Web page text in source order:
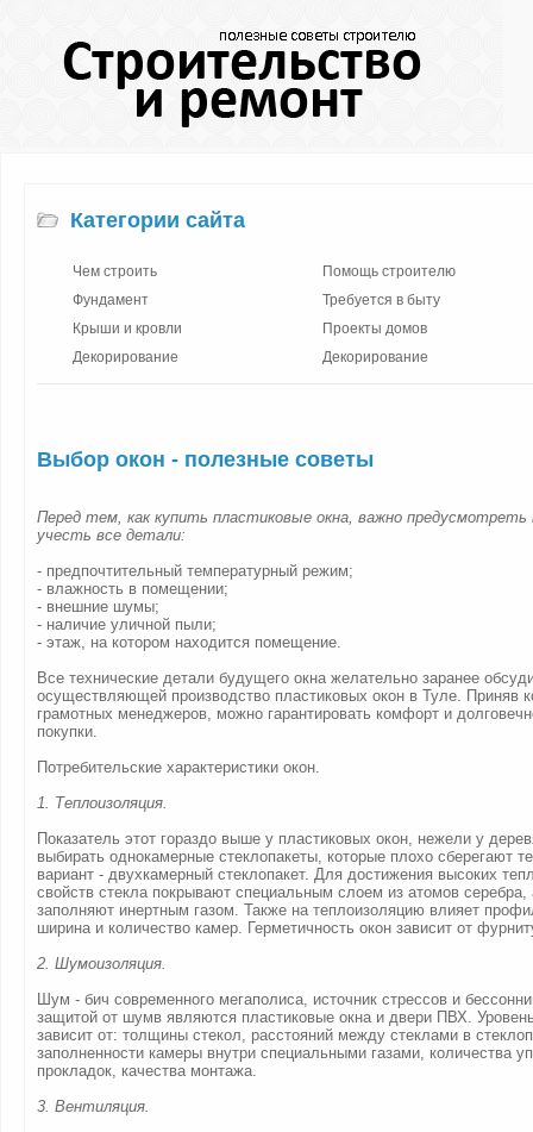
Категории сайта
Чем строить
Фундамент
Крыши и кровли
Декорирование
Помощь строителю
Требуется в быту
Проекты домов
Декорирование
Выбор окон - полезные советы
Перед тем, как купить пластиковые окна, важно
учесть все детали:
- предпочтительный температурный режим;
- влажность в помещении;
- внешние шумы;
- наличие уличной пыли;
- этаж, на котором находится помещение.
Все технические детали будущего окна желательно заранее
осуществляющей производство пластиковых окон в Туле. Приняв
грамотных менеджеров, можно гарантировать комфорт и
покупки.
Потребительские характеристики окон.
1. Теплоизоляция.
Показатель этот гораздо выше у пластиковых окон, нежели у
выбирать однокамерные стеклопакеты, которые плохо сберегают
вариант - двухкамерный стеклопакет. Для достижения высоких
свойств стекла покрывают специальным слоем из атомов серебра,
заполняют инертным газом. Также на теплоизоляцию влияет
ширина и количество камер. Герметичность окон зависит от
2. Шумоизоляция.
Шум - бич современного мегаполиса, источник стрессов и
защитой от шумв являются пластиковые окна и двери ПВХ.
зависит от: толщины стекол, расстояний между стеклами в
заполненности камеры внутри специальными газами, количества
прокладок, качества монтажа.
3. Вентиляция.